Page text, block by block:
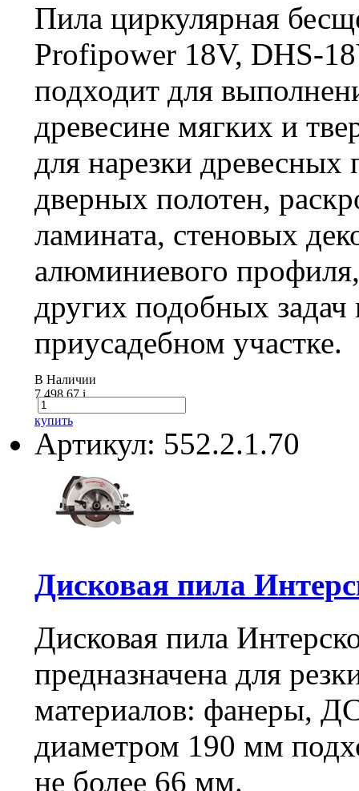
Пила циркулярная
Profipower 18V, DHS-
подходит для
древесине мягких и
для нарезки древесных
дверных полотен,
ламината, стеновых
алюминиевого
других подобных
приусадебном участке.
В Наличии
7 498.67i
купить
Артикул: 552.2.1.70
Дисковая пила
Дисковая пила
предназначена для
материалов:
диаметром 190 мм
не более 66 мм.